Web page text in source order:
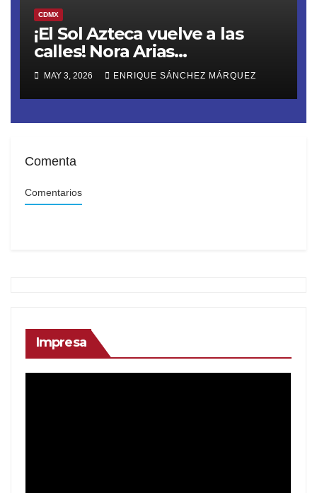
CDMX
¡El Sol Azteca vuelve a las
calles! Nora Arias
(@AriasNora), presidenta del
PRD CDMX, reactiva la
movilización territorial
MAY 3, 2026 ENRIQUE SÁNCHEZ MÁRQUEZ
Comenta
Comentarios
Impresa